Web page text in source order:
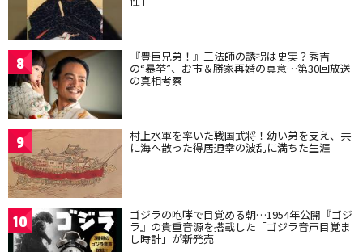
8 『豊臣兄弟！』三法師の誘拐は史実？秀吉
の“暴挙”、お市＆勝家再婚の真意…第30回放送
の真相考察
9 村上水軍を率いた戦国武将！幼い弟を支え、共
に海へ散った得居通幸の波乱に満ちた生涯
10 ゴジラの咆哮で目覚める朝…1954年公開『ゴジ
ラ』の貴重音源を搭載した「ゴジラ音声目覚ま
し時計」が新発売